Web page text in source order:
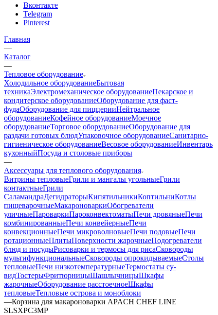
Вконтакте
Telegram
Pinterest
Главная
—
Каталог
—
Тепловое оборудование
Холодильное оборудованиеБытовая
техникаЭлектромеханическое оборудованиеПекарское и
кондитерское оборудованиеОборудование для фаст-
фудаОборудование для пиццерииНейтральное
оборудованиеКофейное оборудованиеМоечное
оборудованиеТорговое оборудованиеОборудование для
раздачи готовых блюдУпаковочное оборудованиеСанитарно-
гигиеническое оборудованиеВесовое оборудованиеИнвентарь
кухонныйПосуда и столовые приборы
—
Аксессуары для теплового оборудования
Витрины тепловыеГрили и мангалы угольныеГрили
контактныеГрили
СаламандраДегидраторыКипятильникиКоптильниКотлы
пищеварочныеМакароноваркиОбогреватели
уличныеПароваркиПароконвектоматыПечи дровяныеПечи
комбинированныеПечи конвейерныеПечи
конвекционныеПечи микроволновыеПечи подовыеПечи
ротационныеПлитыПоверхности жарочныеПодогреватели
блюд и посудыРисоварки и термосы для рисаСковороды
мультифункциональныеСковороды опрокидываемыеСтолы
тепловыеПечи низкотемпературныеТермостаты су-
видТостерыФритюрницыШашлычницыШкафы
жарочныеОборудование расстоечноеШкафы
тепловыеТепловые острова и моноблоки
—Корзина для макароноварки APACH CHEF LINE
SLSXPC3MP